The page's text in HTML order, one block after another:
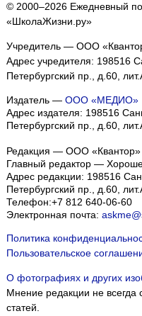
© 2000–2026 Ежедневный
«ШколаЖизни.ру»
Учредитель — ООО
Адрес учредителя: 198516
Петербургский пр., д.60,
Издатель — ООО «МЕДИО»
Адрес издателя: 198516
Петербургский пр., д.60,
Редакция — ООО «Квантор»
Главный редактор —
Адрес редакции: 198516
Петербургский пр., д.60,
Телефон:+7 812 640-06-60
Электронная почта:
Политика
Пользовательское
О фотографиях и других
Мнение редакции не всегда
статей.